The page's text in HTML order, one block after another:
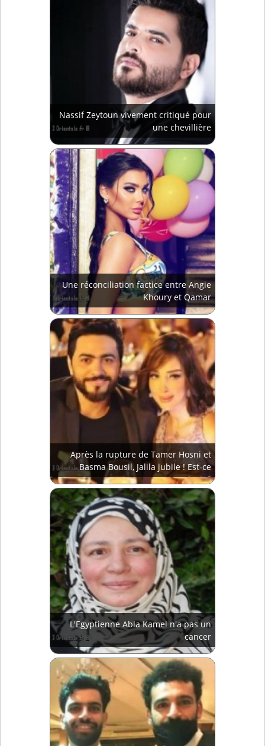
Nassif Zeytoun vivement critiqué pour
une chevillière
Une réconciliation factice entre Angie
Khoury et Qamar
Après la rupture de Tamer Hosni et
Basma Bousil, Jalila jubile ! Est-ce
juste?
L'Egyptienne Abla Kamel n'a pas un
cancer